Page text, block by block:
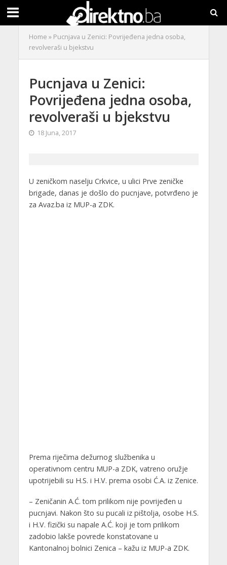
Home » Pucnjava u Zenici: Povrijeđena jedna osoba,
revolveraši u bjekstvu
Pucnjava u Zenici:
Povrijeđena jedna osoba,
revolveraši u bjekstvu
18 Juna, 2017
U zeničkom naselju Crkvice, u ulici Prve zeničke
brigade, danas je došlo do pucnjave, potvrđeno je
za Avaz.ba iz MUP-a ZDK.
Prema riječima dežurnog službenika u
operativnom centru MUP-a ZDK, vatreno oružje
upotrijebili su H.S. i H.V. prema osobi Ć.A. iz Zenice.
– Zeničanin A.Ć. tom prilikom nije povrijeđen u
pucnjavi. Nakon što su pucali iz pištolja, osobe H.S.
i H.V. fizički su napale A.Ć. koji je tom prilikom
zadobio lakše povrede konstatovane u
Kantonalnoj bolnici Zenica – kažu iz MUP-a ZDK.